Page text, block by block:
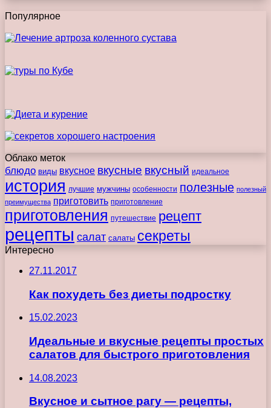
Популярное
Облако меток
блюдо виды вкусное вкусные вкусный идеальное
история лучшие мужчины особенности полезные полезный
преимущества приготовить приготовление
приготовления путешествие рецепт
рецепты салат салаты секреты
Интересно
27.11.2017
Как похудеть без диеты подростку
15.02.2023
Идеальные и вкусные рецепты простых
салатов для быстрого приготовления
14.08.2023
Вкусное и сытное рагу — рецепты,